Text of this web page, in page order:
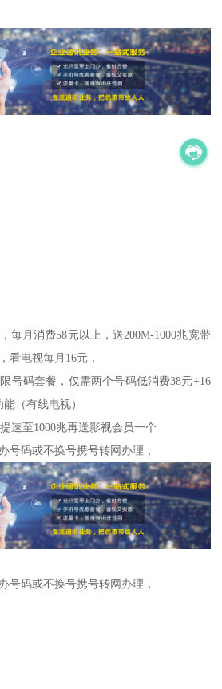
每月消费58元以上，送200M-1000兆宽带
看电视每月16元，
号码套餐，仅需两个号码低消费38元+16
（有线电视）
速至1000兆再送影视会员一个
号码或不换号携号转网办理，
号码或不换号携号转网办理，